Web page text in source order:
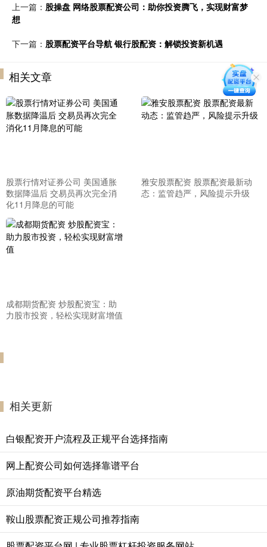
上一篇： 股操盘 网络股票配资公司：助你投资腾飞，实现财富梦
想
下一篇： 股票配资平台导航 银行股配资：解锁投资新机遇
相关文章
股票行情对证券公司 美国通胀
数据降温后 交易员再次完全消
化11月降息的可能
雅安股票配资 股票配资最新动
态：监管趋严，风险提示升级
成都期货配资 炒股配资宝：助
力股市投资，轻松实现财富增值
相关更新
白银配资开户流程及正规平台选择指南
网上配资公司如何选择靠谱平台
原油期货配资平台精选
鞍山股票配资正规公司推荐指南